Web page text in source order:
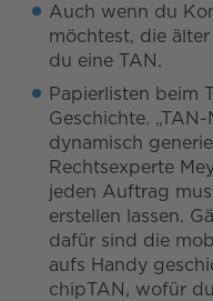
Auch wenn du
möchtest, die
du eine TAN.
Papierlisten beim
Geschichte.
dynamisch
Rechtsexperte
jeden Auftrag
erstellen lassen.
dafür sind die
aufs Handy
chipTAN, wofür